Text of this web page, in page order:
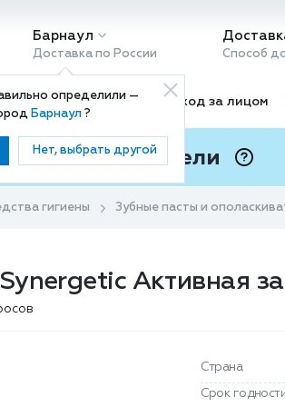
Барнаул
Доставка по России
определили —
Барнаул?
Нет, выбрать другой
Способ
косметика Уход за лицом
ваши с Подели
гигиены Зубные пасты и
Активная
Страна
Срок